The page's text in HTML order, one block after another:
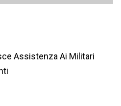
Assistenza Ai Militari